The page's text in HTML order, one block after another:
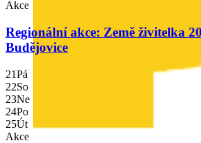
Akce
Regionální akce: Země živitelka
Budějovice
21Pá
22So
23Ne
24Po
25Út
Akce